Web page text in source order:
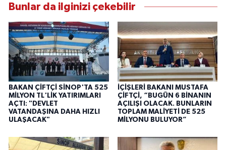
Bunlar da ilginizi çekebilir
BAKAN ÇİFTÇİ SİNOP'TA 525
MİLYON TL'LİK YATIRIMLARI
AÇTI: "DEVLET
VATANDAŞINA DAHA HIZLI
ULAŞACAK"
İÇİŞLERİ BAKANI MUSTAFA
ÇİFTÇİ, “BUGÜN 6 BİNANIN
AÇILIŞI OLACAK. BUNLARIN
TOPLAM MALİYETİ DE 525
MİLYONU BULUYOR”